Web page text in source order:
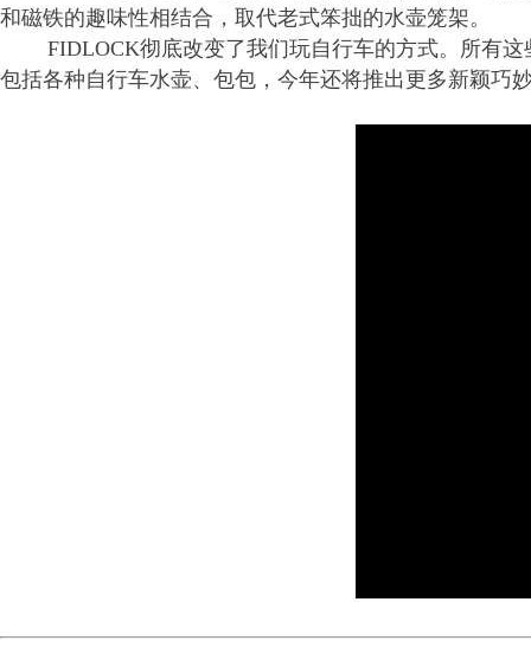
和磁铁的趣味性相结合，取代老式笨拙的水壶笼架。
FIDLOCK彻底改变了我们玩自行车的方式。所有这
包括各种自行车水壶、包包，今年还将推出更多新颖巧